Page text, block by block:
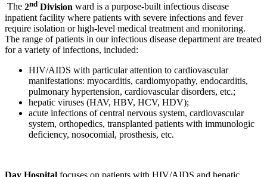
The 2nd Division ward is a purpose-built infectious disease
inpatient facility where patients with severe infections and fever
require isolation or high-level medical treatment and monitoring.
The range of patients in our infectious disease department are treated
for a variety of infections, included:
HIV/AIDS with particular attention to cardiovascular
manifestations: myocarditis, cardiomyopathy, endocarditis,
pulmonary hypertension, cardiovascular disorders, etc.;
hepatic viruses (HAV, HBV, HCV, HDV);
acute infections of central nervous system, cardiovascular
system, orthopedics, transplanted patients with immunologic
deficiency, nosocomial, prosthesis, etc.
Day Hospital focuses on patients with HIV/AIDS and hepatic